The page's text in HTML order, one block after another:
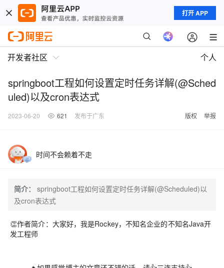
打开 APP
开发者社区 个人
springboot工程如何设置定时任务详解(@Sched
uled)以及cron表达式
2023-06-20 621 发布于广东 版权 举报
时间不会赖着不走
简介：
springboot工程如何设置定时任务详解(@Scheduled)以
及cron表达式
👏作者简介：大家好，我是Rockey，不知名企业的不知名Java开
发工程师